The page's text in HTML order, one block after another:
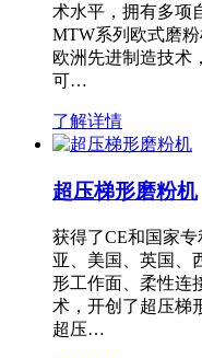
术水平，拥有多项
MTW系列欧式磨
欧洲先进制造技术
可…
了解详情
超压梯形磨粉机
获得了CE和国家
亚、美国、英国、
形工作面、柔性连
术，开创了超压梯
超压…